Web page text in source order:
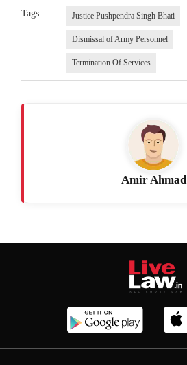
Tags Justice Pushpendra Singh Bhati
Dismissal of Army Personnel
Termination Of Services
Amir Ahmad